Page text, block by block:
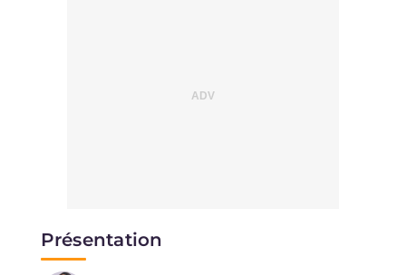
Présentation